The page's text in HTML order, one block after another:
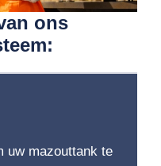
ons
uw mazouttank te